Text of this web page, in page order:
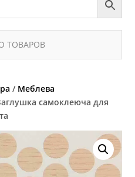
ТОВАРОВ
/ Меблева
самоклеюча для